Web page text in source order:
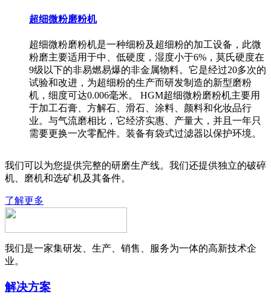
超细微粉磨粉机
超细微粉磨粉机是一种细粉及超细粉的加工设备，此微
粉磨主要适用于中、低硬度，湿度小于6%，莫氏硬度在
9级以下的非易燃易爆的非金属物料。它是经过20多次的
试验和改进，为超细粉的生产而研发制造的新型磨粉
机，细度可达0.006毫米。 HGM超细微粉磨粉机主要用
于加工石膏、方解石、滑石、涂料、颜料和化妆品行
业。与气流磨相比，它经济实惠、产量大，并且一年只
需要更换一次零配件。装备有袋式过滤器以保护环境。
我们可以为您提供完整的研磨生产线。我们还提供独立的破碎
机、磨机和选矿机及其备件。
了解更多
我们是一家集研发、生产、销售、服务为一体的高新技术企
业。
解决方案